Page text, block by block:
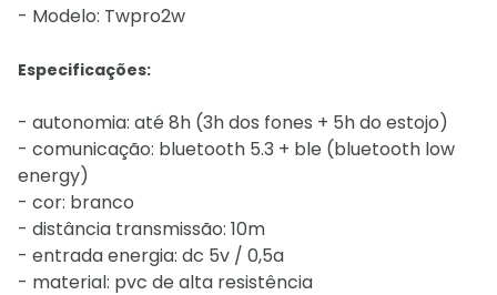
- Modelo: Twpro2w
Especificações:
- autonomia: até 8h (3h dos fones + 5h do estojo)
- comunicação: bluetooth 5.3 + ble (bluetooth low
energy)
- cor: branco
- distância transmissão: 10m
- entrada energia: dc 5v / 0,5a
- material: pvc de alta resistência